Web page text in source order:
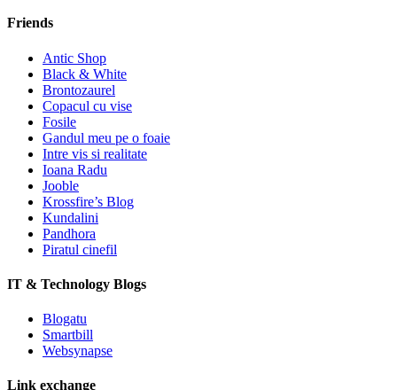
Friends
Antic Shop
Black & White
Brontozaurel
Copacul cu vise
Fosile
Gandul meu pe o foaie
Intre vis si realitate
Ioana Radu
Jooble
Krossfire’s Blog
Kundalini
Pandhora
Piratul cinefil
IT & Technology Blogs
Blogatu
Smartbill
Websynapse
Link exchange